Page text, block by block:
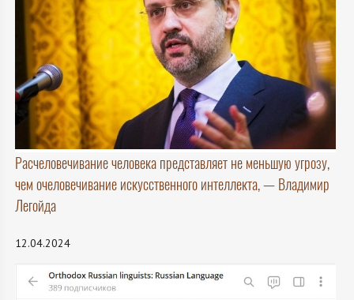
Расчеловечивание человека представляет не меньшую угрозу,
чем очеловечивание искусственного интеллекта, — Владимир
Легойда
12.04.2024